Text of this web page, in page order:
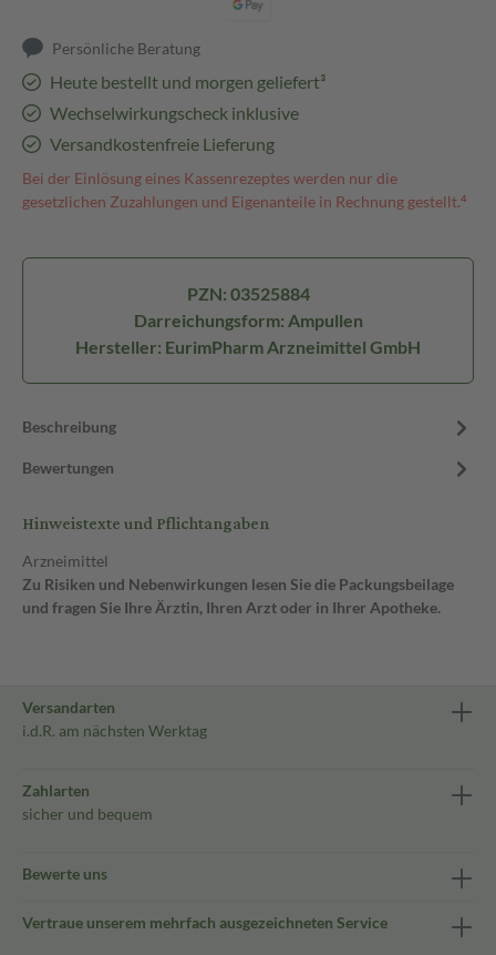
Persönliche Beratung
Heute bestellt und morgen geliefert³
Wechselwirkungscheck inklusive
Versandkostenfreie Lieferung
Bei der Einlösung eines Kassenrezeptes werden nur die
gesetzlichen Zuzahlungen und Eigenanteile in Rechnung gestellt.⁴
PZN: 03525884
Darreichungsform: Ampullen
Hersteller: EurimPharm Arzneimittel GmbH
Beschreibung
Bewertungen
Hinweistexte und Pflichtangaben
Arzneimittel
Zu Risiken und Nebenwirkungen lesen Sie die Packungsbeilage
und fragen Sie Ihre Ärztin, Ihren Arzt oder in Ihrer Apotheke.
Versandarten
i.d.R. am nächsten Werktag
Zahlarten
sicher und bequem
Bewerte uns
Vertraue unserem mehrfach ausgezeichneten Service